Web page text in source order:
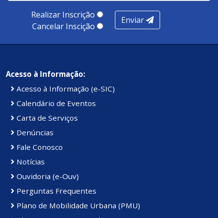
Kennedy.Realizar Inscrição
Cancelar Inscição
Enviar
Acesso à Informação:
Acesso à Informação (e-SIC)
Calendário de Eventos
Carta de Serviços
Denúncias
Fale Conosco
Notícias
Ouvidoria (e-Ouv)
Perguntas Frequentes
Plano de Mobilidade Urbana (PMU)